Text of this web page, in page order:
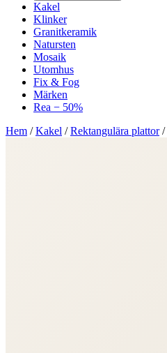
Kakel
Klinker
Granitkeramik
Natursten
Mosaik
Utomhus
Fix & Fog
Märken
Rea − 50%
Hem /Kakel /Rektangulära plattor/